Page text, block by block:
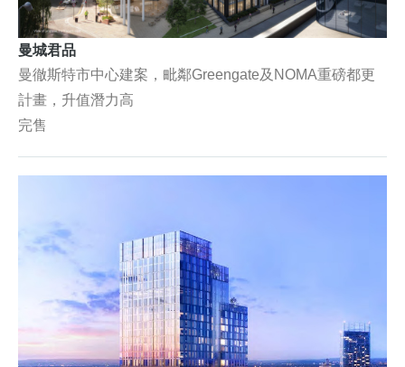
曼城君品
曼徹斯特市中心建案，毗鄰Greengate及NOMA重磅都更
計畫，升值潛力高
完售